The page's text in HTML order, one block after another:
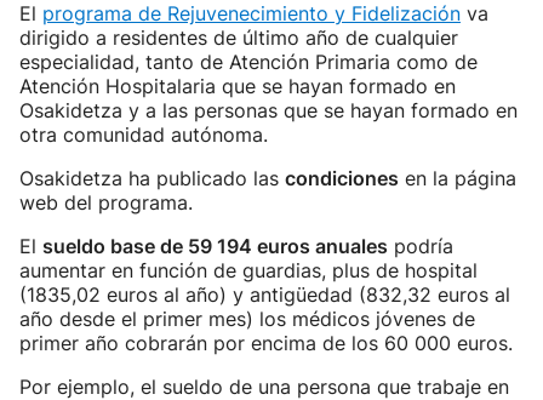
El programa de Rejuvenecimiento y Fidelización va
dirigido a residentes de último año de cualquier
especialidad, tanto de Atención Primaria como de
Atención Hospitalaria que se hayan formado en
Osakidetza y a las personas que se hayan formado en
otra comunidad autónoma.
Osakidetza ha publicado las condiciones en la página
web del programa.
El sueldo base de 59 194 euros anuales podría
aumentar en función de guardias, plus de hospital
(1835,02 euros al año) y antigüedad (832,32 euros al
año desde el primer mes) los médicos jóvenes de
primer año cobrarán por encima de los 60 000 euros.
Por ejemplo, el sueldo de una persona que trabaje en